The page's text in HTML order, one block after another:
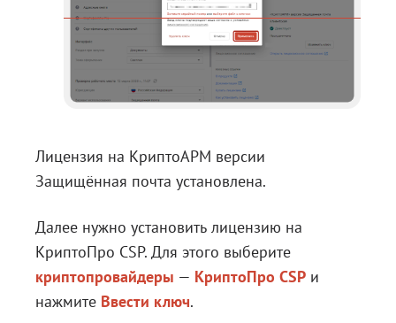
Лицензия на КриптоАРМ версии
Защищённая почта установлена.
Далее нужно установить лицензию на
КриптоПро CSP. Для этого выберите
криптопровайдеры — КриптоПро CSP и
нажмите Ввести ключ.